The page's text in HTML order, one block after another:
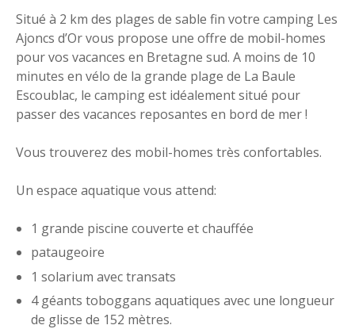
Situé à 2 km des plages de sable fin votre camping Les
Ajoncs d’Or vous propose une offre de mobil-homes
pour vos vacances en Bretagne sud. A moins de 10
minutes en vélo de la grande plage de La Baule
Escoublac, le camping est idéalement situé pour
passer des vacances reposantes en bord de mer !
Vous trouverez des mobil-homes très confortables.
Un espace aquatique vous attend:
1 grande piscine couverte et chauffée
pataugeoire
1 solarium avec transats
4 géants toboggans aquatiques avec une longueur
de glisse de 152 mètres.